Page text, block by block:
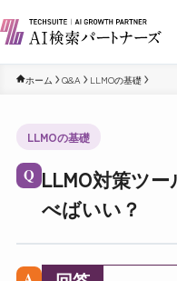
ホーム Q&A LLMOの基礎
LLMOの基礎
Q LLMO対策ツ
べばいい？